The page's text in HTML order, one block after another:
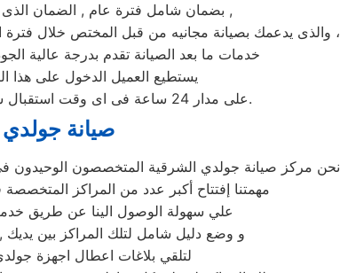
بضمان شامل فترة عام , الضمان الذى يدعمك بالثقة فى جودة خدمة المختص ,
والذى يدعمك بصيانة مجانيه من قبل المختص خلال فترة الضمان مع زيارة بعد فترة للتأكد من سلامه وكفائة الجهاز ،
خدمات ما بعد الصيانة تقدم بدرجة عالية
يستطيع العميل الدخول على هذا
على مدار 24 ساعة فى اى وقت استقبال شكوى العملاء والرد عليهم فى اسرع وقت.
صيانة
نحن مركز صيانة جولدي الشرقية المتخصصون
مهمتنا إفتتاح أكبر عدد من المراكز
علي سهولة الوصول الينا عن طريق
و وضع دليل شامل لتلك المراكز بين
لتلقي بلاغات اعطال اجهزة